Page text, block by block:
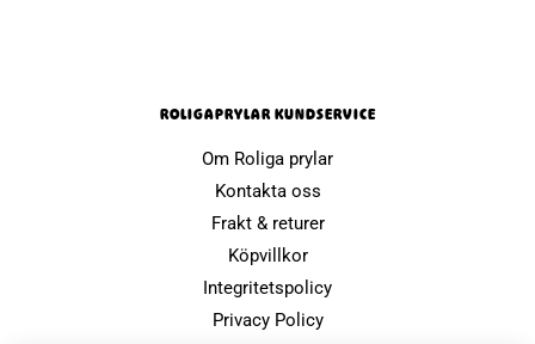
ROLIGAPRYLAR KUNDSERVICE
Om Roliga prylar
Kontakta oss
Frakt & returer
Köpvillkor
Integritetspolicy
Privacy Policy